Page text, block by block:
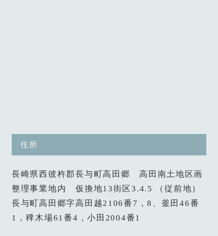
住所
長崎県西彼杵郡長与町高田郷 高田南土地区画
整理事業地内 仮換地13街区3.4.5 （従前地）
長与町高田郷字高田越2106番7，8、釜田46番
1，稗木場61番4，小田2004番1